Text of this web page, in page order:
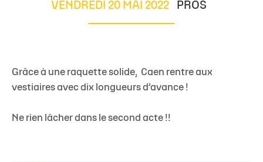
VENDREDI 20 MAI 2022 PROS
Grâce à une raquette solide, Caen rentre aux
vestiaires avec dix longueurs d’avance !
Ne rien lâcher dans le second acte !!